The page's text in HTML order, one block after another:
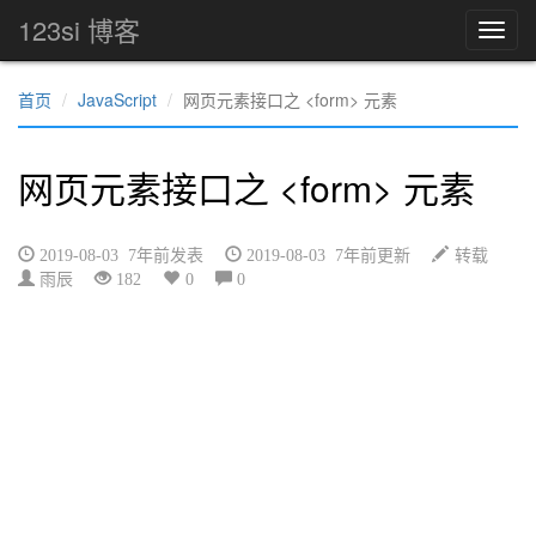
123si 博客
首页 JavaScript 网页元素接口之 <form> 元素
网页元素接口之 <form> 元素
2019-08-03 7年前发表 2019-08-03 7年前更新
转载
雨辰
182 0 0